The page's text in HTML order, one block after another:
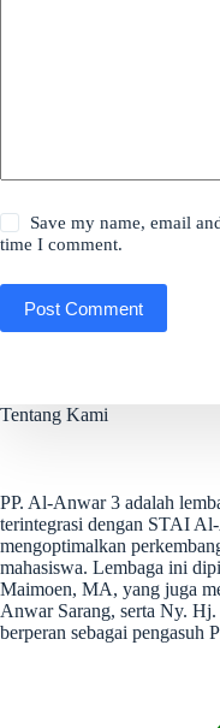
Save my name, email
time I comment.
Post Comment
Tentang Kami
PP. Al-Anwar 3 adalah
terintegrasi dengan STAI
mengoptimalkan
mahasiswa. Lembaga ini
Maimoen, MA, yang juga
Anwar Sarang, serta Ny.
berperan sebagai pengasuh